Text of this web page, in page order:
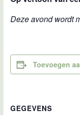
Deze avond wordt
Toevoegen
GEGEVENS